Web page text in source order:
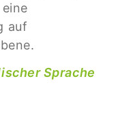
auf
Sprache